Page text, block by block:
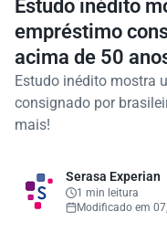
Estudo inédito
empréstimo
acima de 50
Estudo inédito mostra
consignado por
mais!
Serasa Experian
1 min leitura
Modificado em